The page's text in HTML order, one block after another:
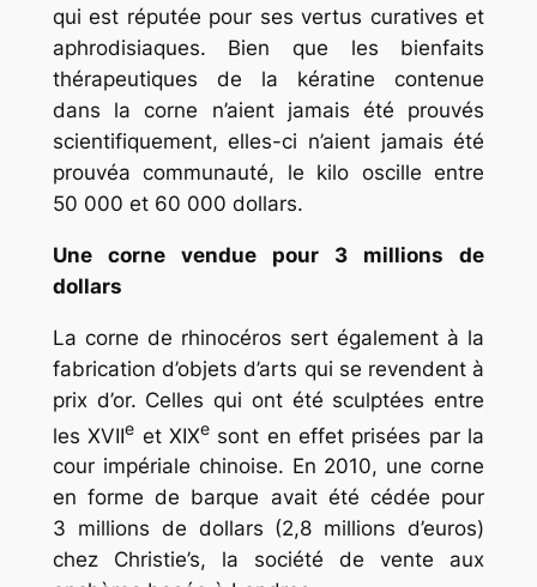
qui est réputée pour ses vertus curatives et
aphrodisiaques. Bien que les bienfaits
thérapeutiques de la kératine contenue
dans la corne n’aient jamais été prouvés
scientifiquement, elles-ci n’aient jamais été
prouvéa communauté, le kilo oscille entre
50 000 et 60 000 dollars.
Une corne vendue pour 3 millions de
dollars
La corne de rhinocéros sert également à la
fabrication d’objets d’arts qui se revendent à
prix d’or. Celles qui ont été sculptées entre
les XVIIe et XIXesont en effet prisées par la
cour impériale chinoise. En 2010, une corne
en forme de barque avait été cédée pour
3 millions de dollars (2,8 millions d’euros)
chez Christie’s, la société de vente aux